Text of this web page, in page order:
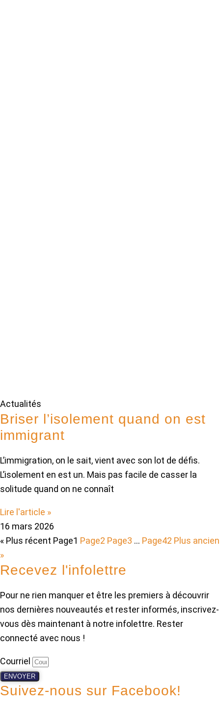
Actualités
Briser l’isolement quand on est
immigrant
L’immigration, on le sait, vient avec son lot de défis.
L’isolement en est un. Mais pas facile de casser la
solitude quand on ne connaît
Lire l'article »
16 mars 2026
« Plus récent Page1 Page2 Page3 … Page42 Plus ancien
»
Recevez l'infolettre
Pour ne rien manquer et être les premiers à découvrir
nos dernières nouveautés et rester informés, inscrivez-
vous dès maintenant à notre infolettre. Rester
connecté avec nous !
Courriel
ENVOYER
Suivez-nous sur Facebook!